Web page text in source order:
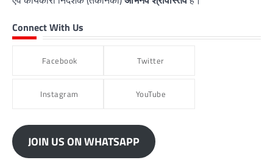
Connect With Us
Facebook Twitter
Instagram YouTube
JOIN US ON WHATSAPP